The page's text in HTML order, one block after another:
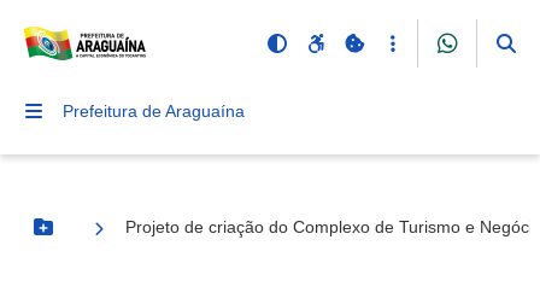
Prefeitura de Araguaína
Botão Menu
Projeto de criação do Complexo de Turismo e